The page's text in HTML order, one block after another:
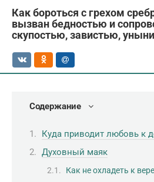
Как бороться с грехом
вызван бедностью и
скупостью, завистью,
Содержание
Куда приводит любовь к
Духовный маяк
Как не охладеть к вере